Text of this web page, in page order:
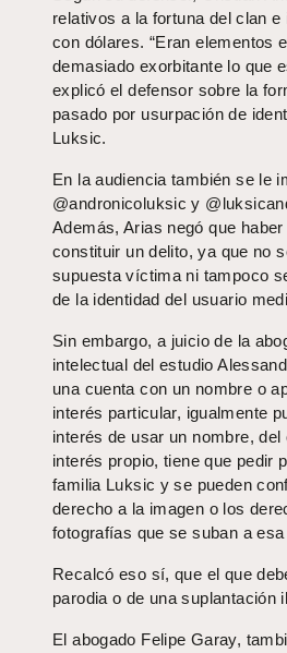
relativos a la fortuna del clan
con dólares. “Eran elementos
demasiado exorbitante lo que
explicó el defensor sobre la
pasado por usurpación de
Luksic.
En la audiencia también se le
@andronicoluksic y
Además, Arias negó que
constituir un delito, ya que no
supuesta víctima ni tampoco
de la identidad del usuario
Sin embargo, a juicio de la
intelectual del estudio
una cuenta con un nombre o
interés particular, igualmente
interés de usar un nombre,
interés propio, tiene que pedir
familia Luksic y se pueden
derecho a la imagen o los
fotografías que se suban a esa
Recalcó eso sí, que el que
parodia o de una suplantación
El abogado Felipe Garay,